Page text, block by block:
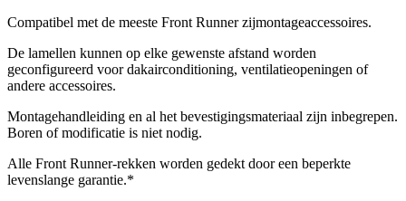
Compatibel met de meeste Front Runner zijmontageaccessoires.
De lamellen kunnen op elke gewenste afstand worden
geconfigureerd voor dakairconditioning, ventilatieopeningen of
andere accessoires.
Montagehandleiding en al het bevestigingsmateriaal zijn inbegrepen.
Boren of modificatie is niet nodig.
Alle Front Runner-rekken worden gedekt door een beperkte
levenslange garantie.*